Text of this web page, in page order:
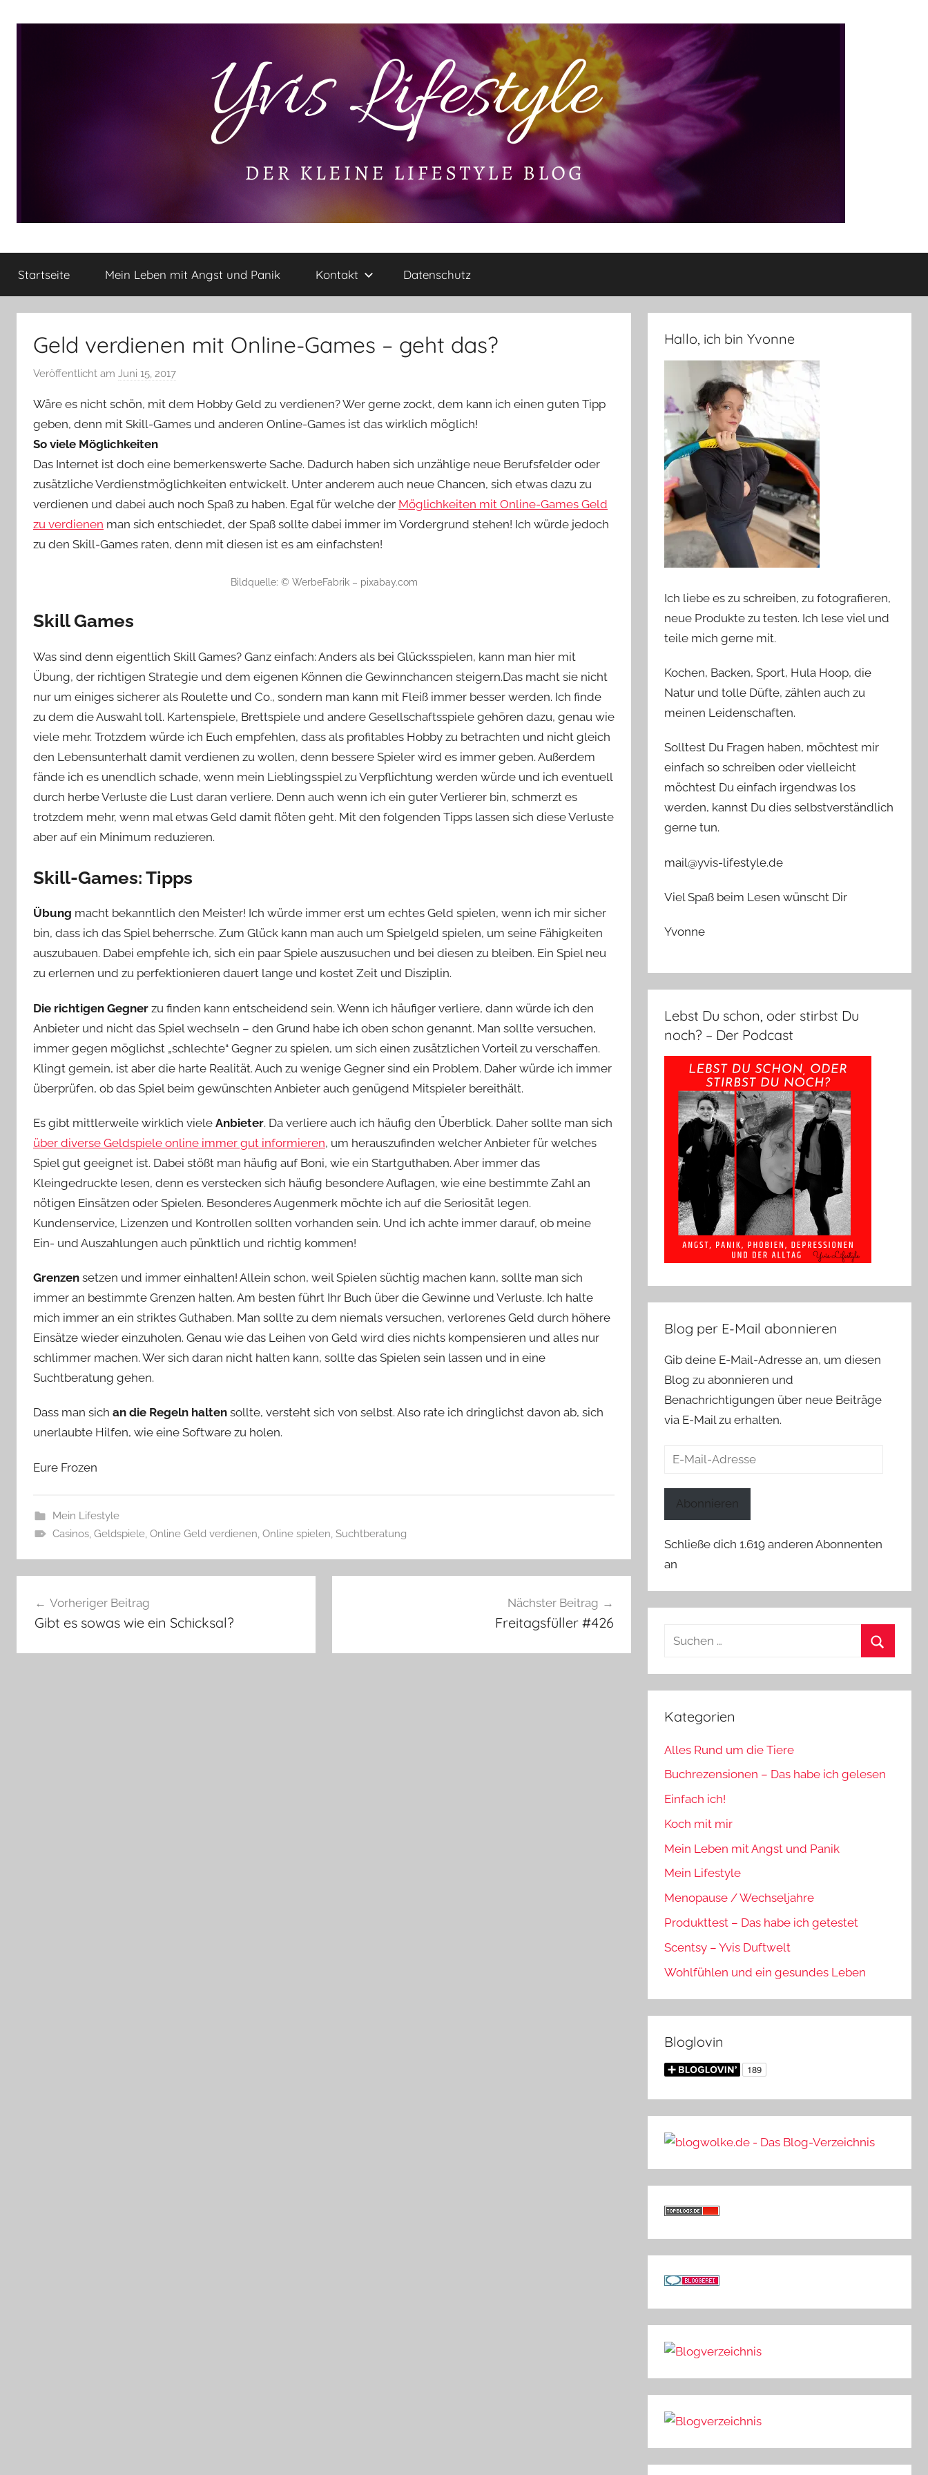
Yvis
Lifestyle
kleine
Lifestyle
Rezensionen,
vieles
Startseite Mein Leben mit Angst und Panik Kontakt Datenschutz
Geld verdienen mit Online-Games – geht das?
Veröffentlicht am Juni 15, 2017
n
Y
o
n
n
Wäre es nicht schön, mit dem Hobby Geld zu verdienen? Wer gerne zockt, dem kann ich einen guten Tipp
geben, denn mit Skill-Games und anderen Online-Games ist das wirklich möglich!
So viele Möglichkeiten
Das Internet ist doch eine bemerkenswerte Sache. Dadurch haben sich unzählige neue Berufsfelder oder
zusätzliche Verdienstmöglichkeiten entwickelt. Unter anderem auch neue Chancen, sich etwas dazu zu
verdienen und dabei auch noch Spaß zu haben. Egal für welche der Möglichkeiten mit Online-Games Geld
zu verdienen man sich entschiedet, der Spaß sollte dabei immer im Vordergrund stehen! Ich würde jedoch
zu den Skill-Games raten, denn mit diesen ist es am einfachsten!
Bildquelle: © WerbeFabrik – pixabay.com
Skill Games
Was sind denn eigentlich Skill Games? Ganz einfach: Anders als bei Glücksspielen, kann man hier mit
Übung, der richtigen Strategie und dem eigenen Können die Gewinnchancen steigern.Das macht sie nicht
nur um einiges sicherer als Roulette und Co., sondern man kann mit Fleiß immer besser werden. Ich finde
zu dem die Auswahl toll. Kartenspiele, Brettspiele und andere Gesellschaftsspiele gehören dazu, genau wie
viele mehr. Trotzdem würde ich Euch empfehlen, dass als profitables Hobby zu betrachten und nicht gleich
den Lebensunterhalt damit verdienen zu wollen, denn bessere Spieler wird es immer geben. Außerdem
fände ich es unendlich schade, wenn mein Lieblingsspiel zu Verpflichtung werden würde und ich eventuell
durch herbe Verluste die Lust daran verliere. Denn auch wenn ich ein guter Verlierer bin, schmerzt es
trotzdem mehr, wenn mal etwas Geld damit flöten geht. Mit den folgenden Tipps lassen sich diese Verluste
aber auf ein Minimum reduzieren.
Skill-Games: Tipps
Übung macht bekanntlich den Meister! Ich würde immer erst um echtes Geld spielen, wenn ich mir sicher
bin, dass ich das Spiel beherrsche. Zum Glück kann man auch um Spielgeld spielen, um seine Fähigkeiten
auszubauen. Dabei empfehle ich, sich ein paar Spiele auszusuchen und bei diesen zu bleiben. Ein Spiel neu
zu erlernen und zu perfektionieren dauert lange und kostet Zeit und Disziplin.
Die richtigen Gegner zu finden kann entscheidend sein. Wenn ich häufiger verliere, dann würde ich den
Anbieter und nicht das Spiel wechseln – den Grund habe ich oben schon genannt. Man sollte versuchen,
immer gegen möglichst „schlechte“ Gegner zu spielen, um sich einen zusätzlichen Vorteil zu verschaffen.
Klingt gemein, ist aber die harte Realität. Auch zu wenige Gegner sind ein Problem. Daher würde ich immer
überprüfen, ob das Spiel beim gewünschten Anbieter auch genügend Mitspieler bereithält.
Es gibt mittlerweile wirklich viele Anbieter. Da verliere auch ich häufig den Überblick. Daher sollte man sich
über diverse Geldspiele online immer gut informieren, um herauszufinden welcher Anbieter für welches
Spiel gut geeignet ist. Dabei stößt man häufig auf Boni, wie ein Startguthaben. Aber immer das
Kleingedruckte lesen, denn es verstecken sich häufig besondere Auflagen, wie eine bestimmte Zahl an
nötigen Einsätzen oder Spielen. Besonderes Augenmerk möchte ich auf die Seriosität legen.
Kundenservice, Lizenzen und Kontrollen sollten vorhanden sein. Und ich achte immer darauf, ob meine
Ein- und Auszahlungen auch pünktlich und richtig kommen!
Grenzen setzen und immer einhalten! Allein schon, weil Spielen süchtig machen kann, sollte man sich
immer an bestimmte Grenzen halten. Am besten führt Ihr Buch über die Gewinne und Verluste. Ich halte
mich immer an ein striktes Guthaben. Man sollte zu dem niemals versuchen, verlorenes Geld durch höhere
Einsätze wieder einzuholen. Genau wie das Leihen von Geld wird dies nichts kompensieren und alles nur
schlimmer machen. Wer sich daran nicht halten kann, sollte das Spielen sein lassen und in eine
Suchtberatung gehen.
Dass man sich an die Regeln halten sollte, versteht sich von selbst. Also rate ich dringlichst davon ab, sich
unerlaubte Hilfen, wie eine Software zu holen.
Eure Frozen
Mein Lifestyle
Casinos, Geldspiele, Online Geld verdienen Online spielen Suchtberatung
Vorheriger Beitrag
Gibt es sowas wie ein Schicksal?
Nächster Beitrag
Freitagsfüller #426
Hallo, ich bin Yvonne
Ich liebe es zu schreiben, zu fotografieren,
neue Produkte zu testen. Ich lese viel und
teile mich gerne mit.
Kochen, Backen, Sport, Hula Hoop, die
Natur und tolle Düfte, zählen auch zu
meinen Leidenschaften.
Solltest Du Fragen haben, möchtest mir
einfach so schreiben oder vielleicht
möchtest Du einfach irgendwas los
werden, kannst Du dies selbstverständlich
gerne tun.
mail@yvis-lifestyle.de
Viel Spaß beim Lesen wünscht Dir
Yvonne
Lebst Du schon, oder stirbst Du
noch? – Der Podcast
Blog per E-Mail abonnieren
Gib deine E-Mail-Adresse an, um diesen
Blog zu abonnieren und
Benachrichtigungen über neue Beiträge
via E-Mail zu erhalten.
E-
Abonnieren
Schließe dich 1.619 anderen Abonnenten
an
Suchen
Kategorien
Alles Rund um die Tiere
Buchrezensionen – Das habe ich gelesen
Einfach ich!
Koch mit mir
Mein Leben mit Angst und Panik
Mein Lifestyle
Menopause / Wechseljahre
Produkttest – Das habe ich getestet
Scentsy – Yvis Duftwelt
Wohlfühlen und ein gesundes Leben
Bloglovin